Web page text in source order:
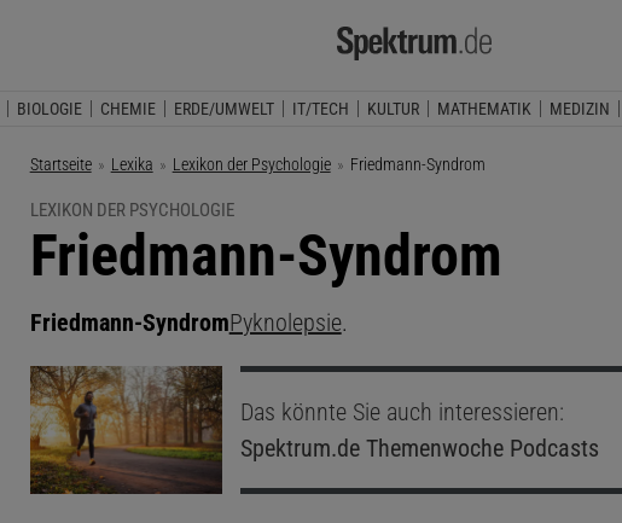
BIOLOGIE CHEMIE ERDE/UMWELT IT/TECH KULTUR MATHEMATIK MEDIZIN
Startseite Lexika Lexikon der Psychologie Aktuelle Seite:
Friedmann-Syndrom
LEXIKON DER PSYCHOLOGIE
:
Friedmann-Syndrom
Friedmann-SyndromPyknolepsie.
Das könnte Sie auch interessieren:
Spektrum.deThemenwoche Podcasts